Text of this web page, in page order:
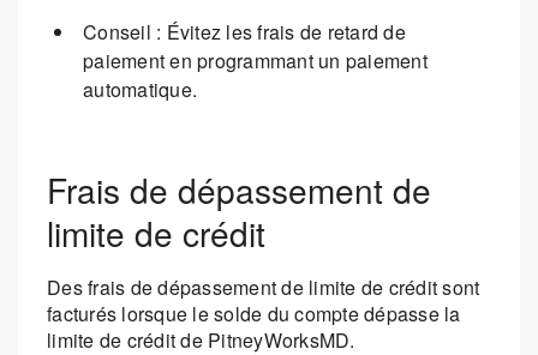
Conseil : Évitez les frais de retard de
paiement en programmant un paiement
automatique.
Frais de dépassement de
limite de crédit
Des frais de dépassement de limite de crédit sont
facturés lorsque le solde du compte dépasse la
limite de crédit de PitneyWorksMD.